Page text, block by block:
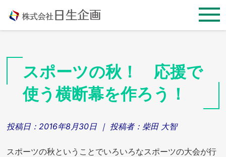
content
スポーツの秋！ 応援で
使う横断幕を作ろう！
投稿日： 2016年8月30日 ｜ 投稿者： 柴田 大智
スポーツの秋ということでいろいろなスポーツの大会が行